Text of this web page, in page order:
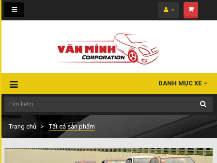
Toggle
navigation
DANH MỤC XE
Trang chủ Tất cả sản phẩm